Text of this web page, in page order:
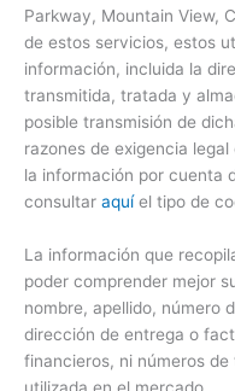
Parkway, Mountain View,
de estos servicios, estos
información, incluida la
transmitida, tratada y
posible transmisión de
razones de exigencia
la información por cuenta
consultar aquíel tipo de
La información que
poder comprender mejor
nombre, apellido, número
dirección de entrega o
financieros, ni números
utilizada en el mercado.